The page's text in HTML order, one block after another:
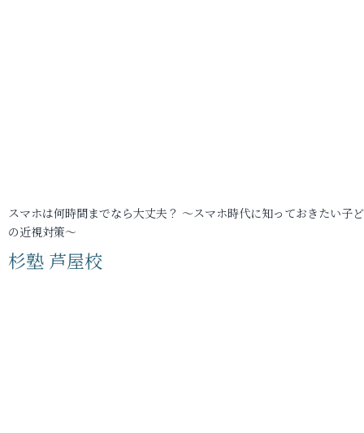
スマホは何時間までなら大丈夫？ ～スマホ時代に知っておきたい子
の近視対策～
杉塾 芦屋校